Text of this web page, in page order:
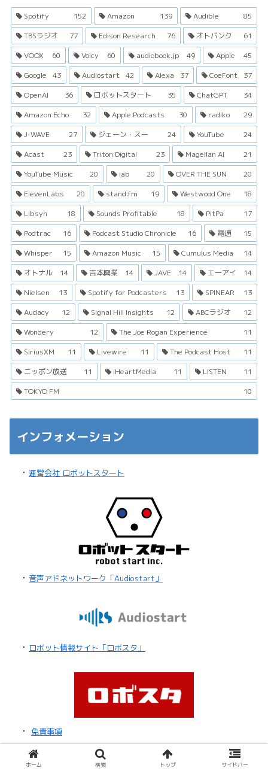
Spotify 152 Amazon 139 Audible
85
TBSラジオ
77 Edison Research 76 オトバンク
61
VOOX
60 Voicy 60 audiobook.jp 49 Apple
45
Google
43 Audiostart 42 Alexa 37 CoeFont
37
OpenAI
36 ロボットスタート 35 ChatGPT
34
Amazon Echo
32 Apple Podcasts 30 radiko
29
J-WAVE
27 ジェーン・スー 24 YouTube
24
Acast
23 Triton Digital 23 Magellan AI
21
YouTube Music
20 iab 20 OVER THE SUN
20
ElevenLabs
20 stand.fm 19 Westwood One
18
Libsyn
18 Sounds Profitable 18 PitPa
17
Podtrac
16 Podcast Studio Chronicle 16 電通
15
Whisper
15 Amazon Music 15 Cumulus Media
14
オトナル
14 吉本興業 14 JAVE 14 エーアイ
14
Nielsen
13 Spotify for Podcasters 13 SPINEAR
13
Audacy
12 Signal Hill Insights 12 ABCラジオ
12
Wondery
12 The Joe Rogan Experience
11
SiriusXM
11 Livewire 11 The Podcast Host
11
ニッポン放送
11 iHeartMedia 11 LISTEN
11
TOKYO FM
10
インフォメーション
・ 運営会社 ロボットスタート
・ 音声アドネットワーク「Audiostart」
・ ロボット情報サイト「ロボスタ」
・ 免責事項
・ お問い合わせ
ホーム 検索 トップ サイドバー